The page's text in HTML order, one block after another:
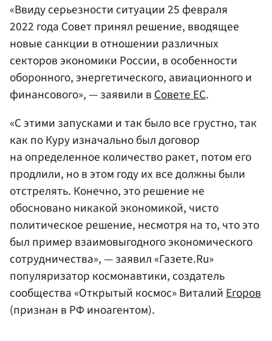
«Ввиду серьезности ситуации 25 февраля
2022 года Совет принял решение, вводящее
новые санкции в отношении различных
секторов экономики России, в особенности
оборонного, энергетического, авиационного и
финансового», — заявили вСовете ЕС.
«С этими запусками и так было все грустно, так
как по Куру изначально был договор
на определенное количество ракет, потом его
продлили, но в этом году их все должны были
отстрелять. Конечно, это решение не
обосновано никакой экономикой, чисто
политическое решение, несмотря на то, что это
был пример взаимовыгодного экономического
сотрудничества», — заявил «Газете.Ru»
популяризатор космонавтики, создатель
сообщества «Открытый космос» ВиталийЕгоров
(признан в РФ иноагентом).